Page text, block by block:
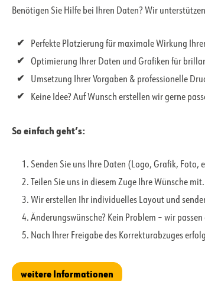
Benötigen Sie Hilfe bei Ihren Daten? Wir
Perfekte Platzierung für maximale Wirkung
Optimierung Ihrer Daten und Grafiken für
Umsetzung Ihrer Vorgaben & professionelle
Keine Idee? Auf Wunsch erstellen wir gerne
So einfach geht’s:
Senden Sie uns Ihre Daten (Logo, Grafik, Foto,
Teilen Sie uns in diesem Zuge Ihre Wünsche mit.
Wir erstellen Ihr individuelles Layout und
Änderungswünsche? Kein Problem – wir passen
Nach Ihrer Freigabe des Korrekturabzuges
weitere Informationen